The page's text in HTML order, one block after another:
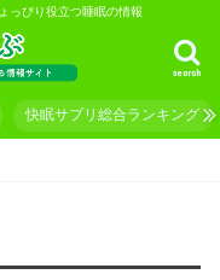
っぴり役立つ睡眠の情報
search
快眠サプリ総合ランキング